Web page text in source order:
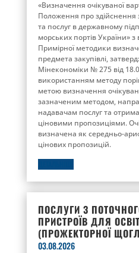
«Визначення очікуваної
Положення про здійснення
та послуг в державному
морських портів України»
Примірної методики
предмета закупівлі,
Мінекономіки № 275 від
використанням методу
метою визначення
зазначеним методом,
надавачам послуг та
ціновими пропозиціями.
визначена як середньо-
цінових пропозицій.
ПОСЛУГИ З
ПРИСТРОЇВ ДЛЯ
(ПРОЖЕКТОРНОЇ
03.08.2026